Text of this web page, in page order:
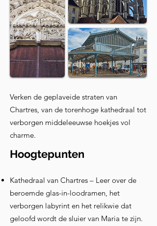
Verken de geplaveide straten van
Chartres, van de torenhoge kathedraal tot
verborgen middeleeuwse hoekjes vol
charme.
Hoogtepunten
Kathedraal van Chartres – Leer over de
beroemde glas-in-loodramen, het
verborgen labyrint en het relikwie dat
geloofd wordt de sluier van Maria te zijn.